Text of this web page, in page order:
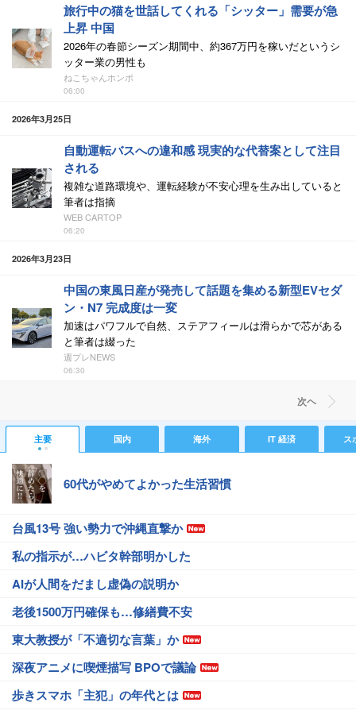
旅行中の猫を世話してくれる「シッター」需要が急
上昇 中国
2026年の春節シーズン期間中、約367万円を稼いだというシ
ッター業の男性も
ねこちゃんホンポ
06:00
2026年3月25日
自動運転バスへの違和感 現実的な代替案として注目
される
複雑な道路環境や、運転経験が不安心理を生み出していると
筆者は指摘
WEB CARTOP
06:20
2026年3月23日
中国の東風日産が発売して話題を集める新型EVセダ
ン・N7 完成度は一変
加速はパワフルで自然、ステアフィールは滑らかで芯がある
と筆者は綴った
週プレNEWS
06:30
次ヘ
主要 国内 海外 IT 経済 ス
60代がやめてよかった生活習慣
台風13号 強い勢力で沖縄直撃か
私の指示が…ハビタ幹部明かした
AIが人間をだまし虚偽の説明か
老後1500万円確保も…修繕費不安
東大教授が「不適切な言葉」か
深夜アニメに喫煙描写 BPOで議論
歩きスマホ「主犯」の年代とは